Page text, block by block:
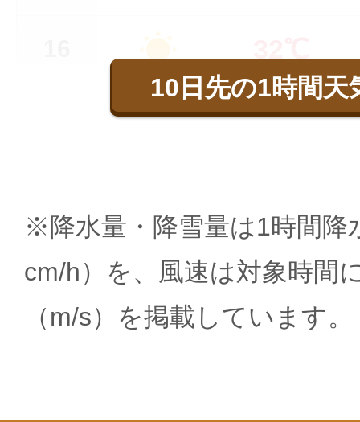
10日先の1時間天
※降水量・降雪量は1時間降
cm/h）を、風速は対象時間
（m/s）を掲載しています。